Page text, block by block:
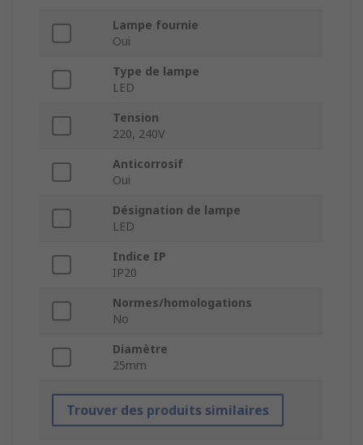
Lampe fournie
Oui
Type de lampe
LED
Tension
220, 240V
Anticorrosif
Oui
Désignation de lampe
LED
Indice IP
IP20
Normes/homologations
No
Diamètre
25mm
Trouver des produits similaires